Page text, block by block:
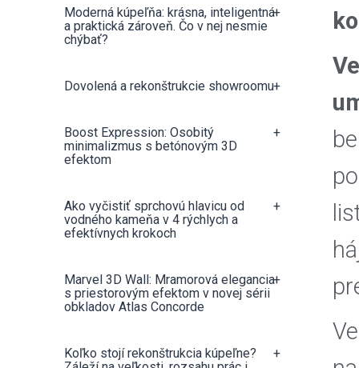
Moderná kúpeľňa: krásna, inteligentná
a praktická zároveň. Čo v nej nesmie
chýbať?
+
Dovolená a rekonštrukcie showroomu+
Boost Expression: Osobitý
minimalizmus s betónovým 3D
efektom
+
Ako vyčistiť sprchovú hlavicu od
vodného kameňa v 4 rýchlych a
efektívnych krokoch
+
Marvel 3D Wall: Mramorová elegancia
s priestorovým efektom v novej sérii
obkladov Atlas Concorde
+
Koľko stojí rekonštrukcia kúpeľne?
+